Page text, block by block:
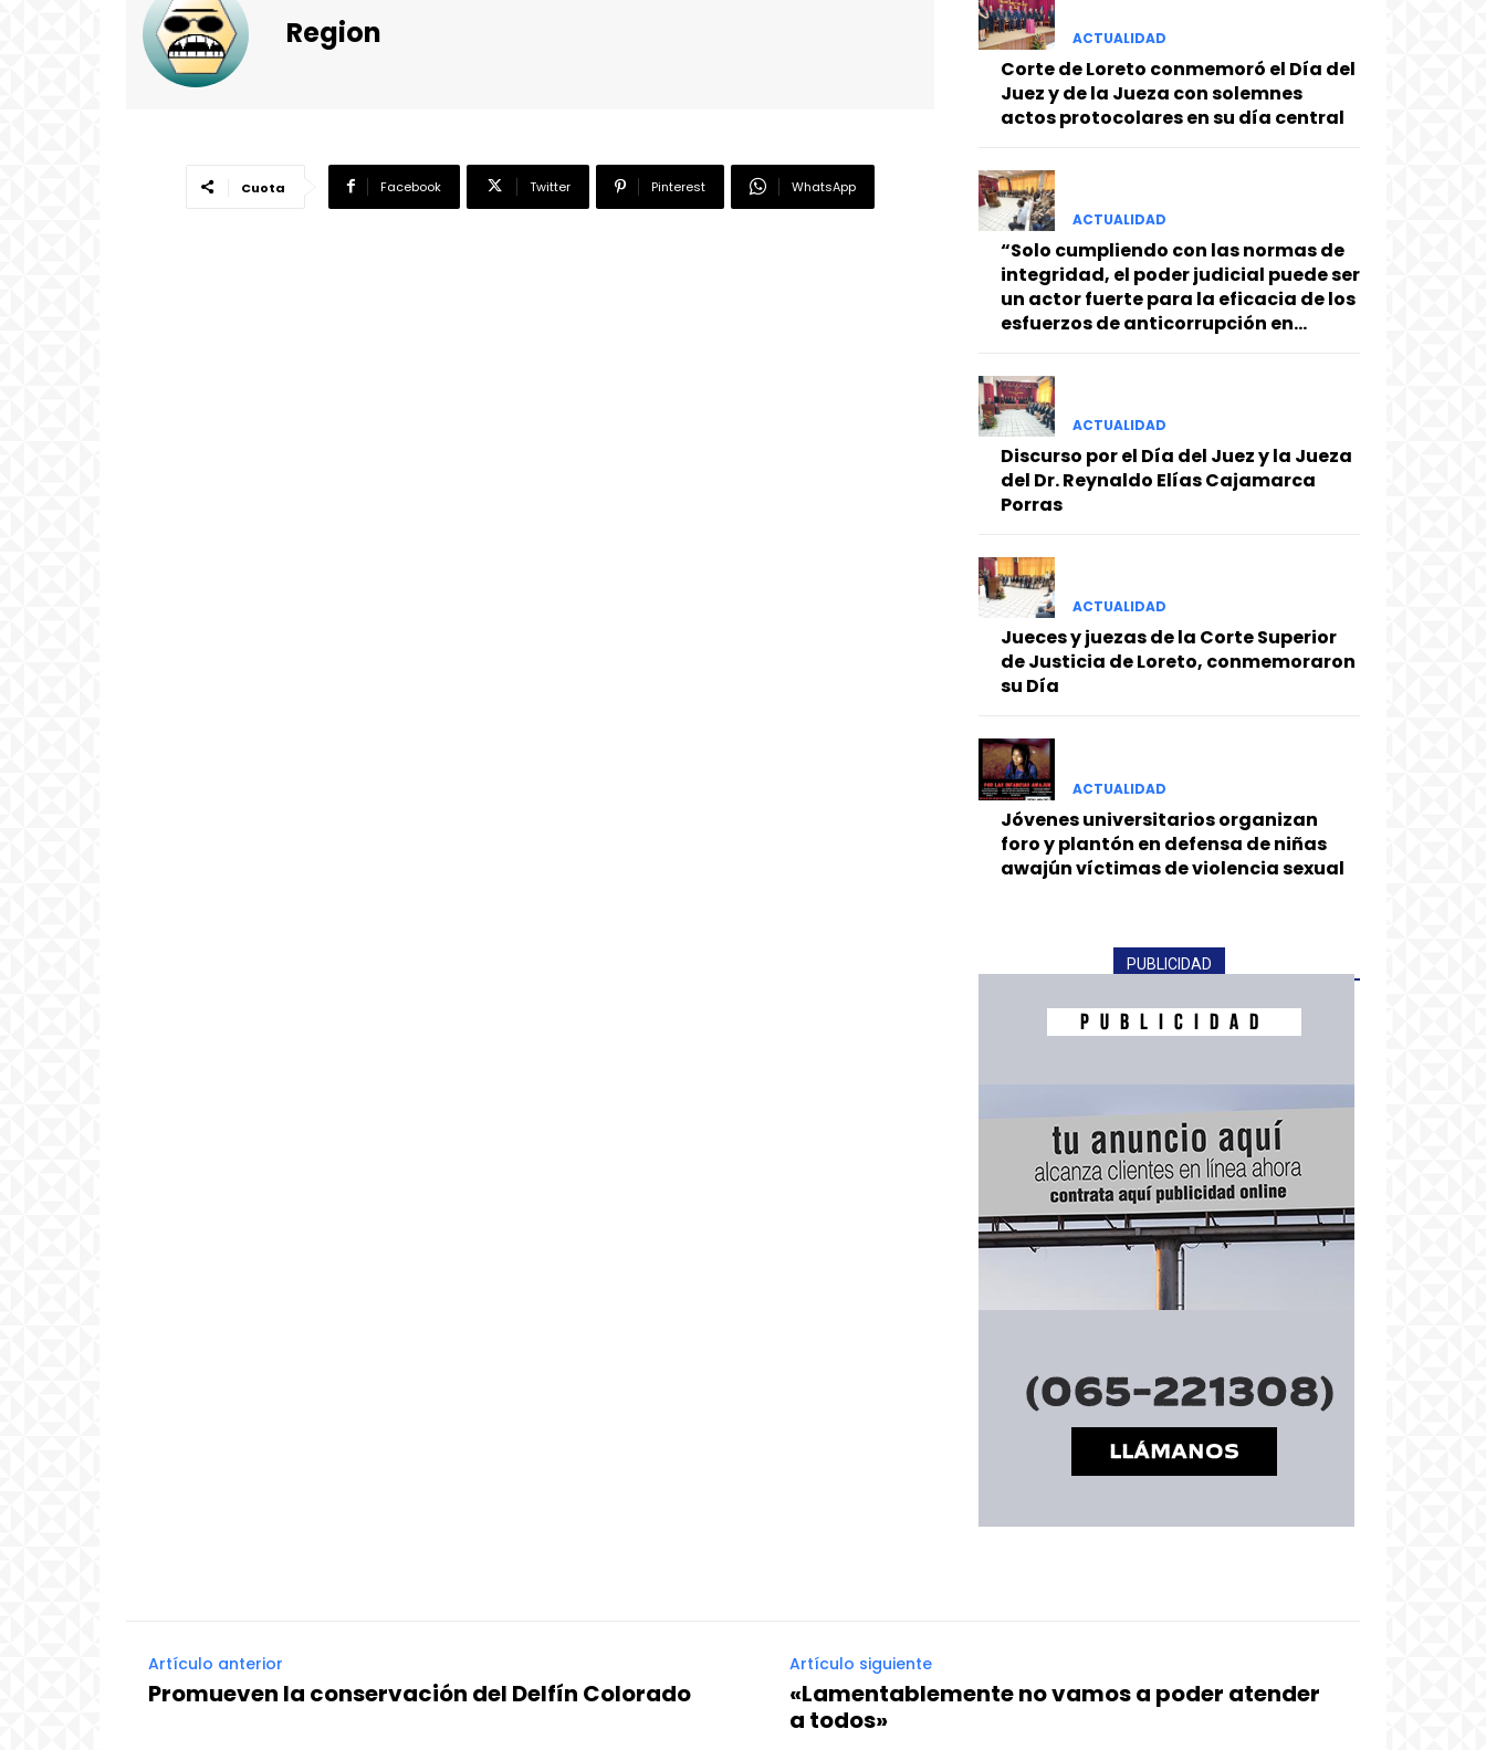
Region
Cuota Facebook Twitter Pinterest WhatsApp
ACTUALIDAD
Corte de Loreto conmemoró el Día del
Juez y de la Jueza con solemnes
actos protocolares en su día central
ACTUALIDAD
“Solo cumpliendo con las normas de
integridad, el poder judicial puede ser
un actor fuerte para la eficacia de los
esfuerzos de anticorrupción en...
ACTUALIDAD
Discurso por el Día del Juez y la Jueza
del Dr. Reynaldo Elías Cajamarca
Porras
ACTUALIDAD
Jueces y juezas de la Corte Superior
de Justicia de Loreto, conmemoraron
su Día
ACTUALIDAD
Jóvenes universitarios organizan
foro y plantón en defensa de niñas
awajún víctimas de violencia sexual
PUBLICIDAD
Artículo anterior
Promueven la conservación del Delfín Colorado
Artículo siguiente
«Lamentablemente no vamos a poder atender
a todos»